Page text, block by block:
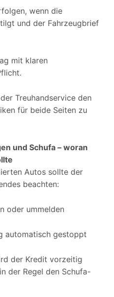
wenn die
und der Fahrzeugbrief
mit klaren
Treuhandservice den
für beide Seiten zu
und Schufa – woran
Autos sollte der
beachten:
oder ummelden
automatisch gestoppt
der Kredit vorzeitig
der Regel den Schufa-